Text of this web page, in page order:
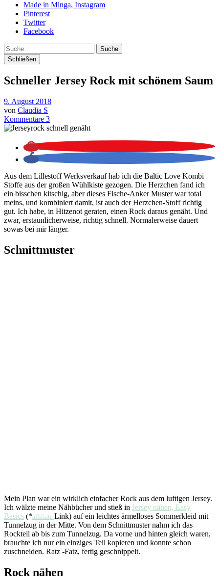
Made in Minga, Instagram
Pinterest
Twitter
Facebook
Suche
Schließen
Schneller Jersey Rock mit schönem Saum
9. August 2018
von Claudia S
Kommentare 3
Aus dem Lillestoff Werksverkauf hab ich die Baltic Love Kombi
Stoffe aus der großen Wühlkiste gezogen. Die Herzchen fand ich
ein bisschen kitschig, aber dieses Fische-Anker Muster war total
meins, und kombiniert damit, ist auch der Herzchen-Stoff richtig
gut. Ich habe, in Hitzenot geraten, einen Rock daraus genäht. Und
zwar, erstaunlicherweise, richtig schnell. Normalerweise dauert
sowas bei mir länger.
Schnittmuster
Mein Plan war ein wirklich einfacher Rock aus dem luftigen Jersey.
Ich wälzte meine Nähbücher und stieß in Jersey nähen, Easy
Basics (*affiliate Link) auf ein leichtes ärmelloses Sommerkleid mit
Tunnelzug in der Mitte. Von dem Schnittmuster nahm ich das
Rockteil ab bis zum Tunnelzug. Da vorne und hinten gleich waren,
brauchte ich nur ein einziges Teil kopieren und konnte schon
zuschneiden. Ratz -Fatz, fertig geschnippelt.
Rock nähen